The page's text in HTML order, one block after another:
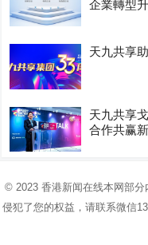
企業轉型
天九共享
天九共享
合作共赢
© 2023 香港新闻在线本网部分
侵犯了您的权益，请联系微信